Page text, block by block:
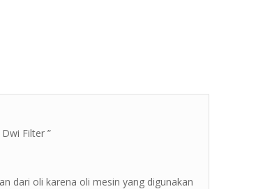
Filter ”
dari oli karena oli mesin yang digunakan